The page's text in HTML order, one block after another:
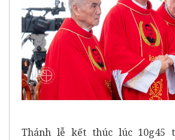
Thánh lễ kết thúc lúc 10g45